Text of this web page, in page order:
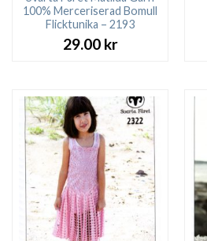
100% Merceriserad Bomull
Flicktunika – 2193
29.00 kr